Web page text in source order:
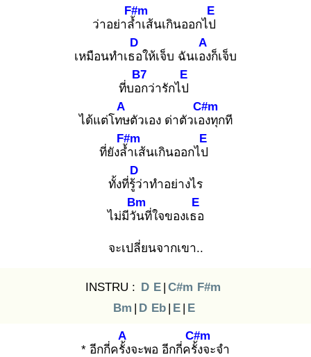
ว่าอย่าล้ำ
F#m
เส้นเกินออกไป
E
เหมือนทำเธอ
D
ให้เจ็บ ฉันเอง
A
ก็เจ็บ
ที่บอก
B7
ว่ารักไป
E
ได้แต่โทษ
A
ตัวเอง ด่าตัวเอง
C#m
ทุกที
ที่ยังล้ำ
F#m
เส้นเกินออกไป
E
ทั้งที่รู้ว่
D
าทำอย่างไร
ไม่มีวัน
Bm
ที่ใจของเธอ
E
จะเปลี่ยนจากเขา..
INSTRU : D E | C#m F#m
Bm | D Eb | E | E
* อีกกี่ครั้ง
A
จะพอ อีกกี่ครั้ง
C#m
จะจำ